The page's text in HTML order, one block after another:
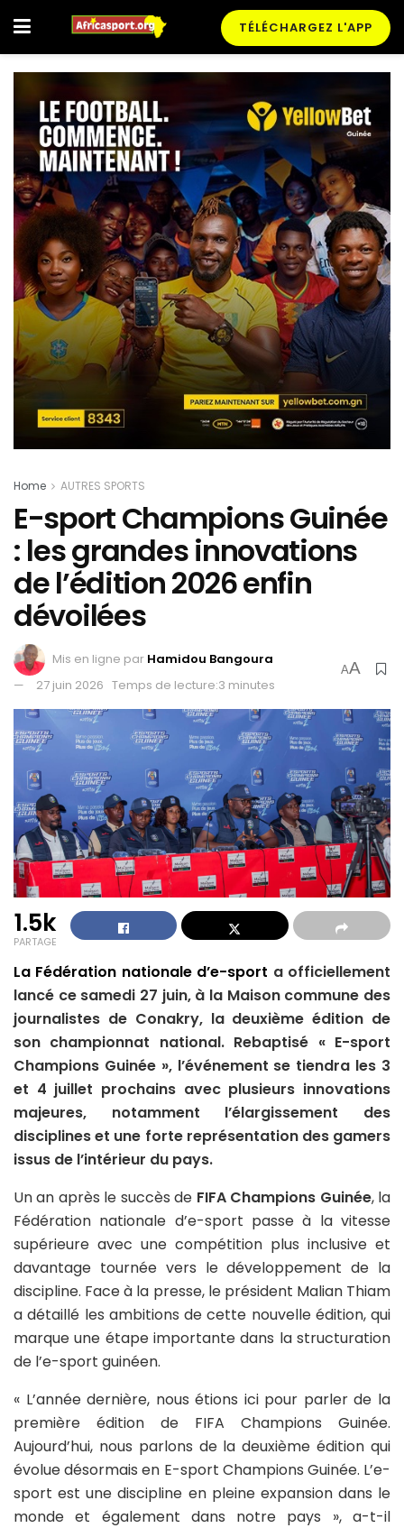
TÉLÉCHARGEZ L'APP
Home AUTRES SPORTS
E-sport Champions Guinée
: les grandes innovations
de l’édition 2026 enfin
dévoilées
Mis en ligne par Hamidou Bangoura
27 juin 2026 Temps de lecture:3 minutes
AA
1.5k
PARTAGE
La Fédération nationale d’e-sport a officiellement
lancé ce samedi 27 juin, à la Maison commune des
journalistes de Conakry, la deuxième édition de
son championnat national. Rebaptisé « E-sport
Champions Guinée », l’événement se tiendra les 3
et 4 juillet prochains avec plusieurs innovations
majeures, notamment l’élargissement des
disciplines et une forte représentation des gamers
issus de l’intérieur du pays.
Un an après le succès de FIFA Champions Guinée, la
Fédération nationale d’e-sport passe à la vitesse
supérieure avec une compétition plus inclusive et
davantage tournée vers le développement de la
discipline. Face à la presse, le président Malian Thiam
a détaillé les ambitions de cette nouvelle édition, qui
marque une étape importante dans la structuration
de l’e-sport guinéen.
« L’année dernière, nous étions ici pour parler de la
première édition de FIFA Champions Guinée.
Aujourd’hui, nous parlons de la deuxième édition qui
évolue désormais en E-sport Champions Guinée. L’e-
sport est une discipline en pleine expansion dans le
monde et également dans notre pays », a-t-il